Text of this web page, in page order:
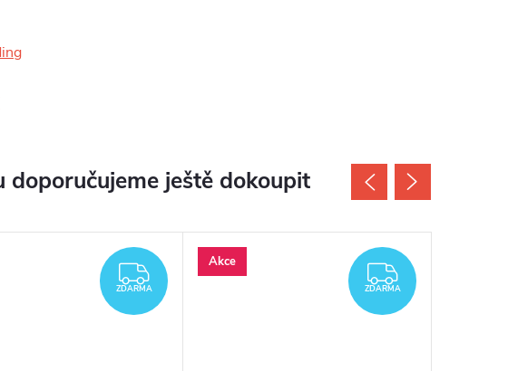
ještě dokoupit
ZDARMA
ZDARMA
Akce
ZDARMA
ZDARMA